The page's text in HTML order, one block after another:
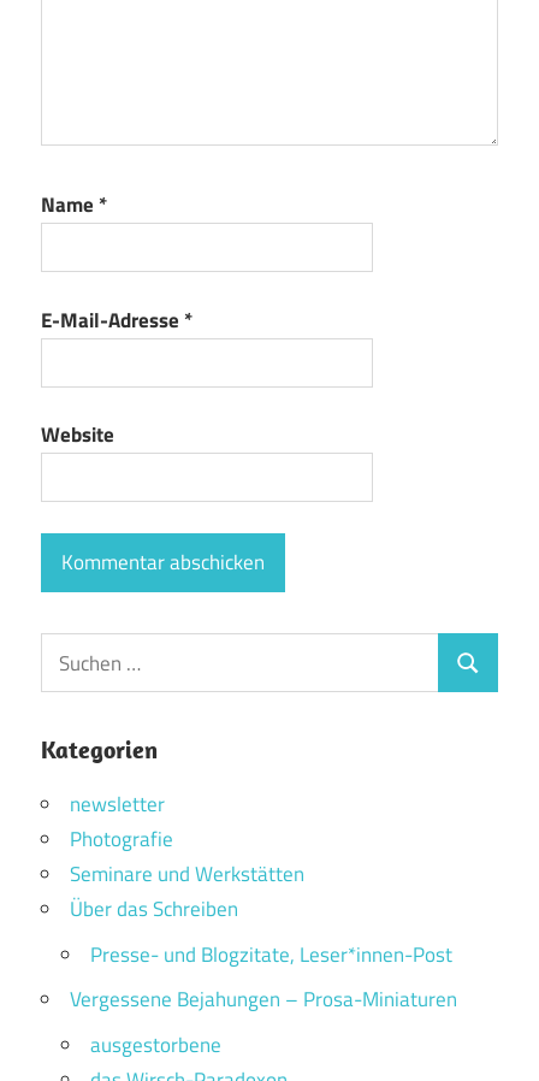
Name *
E-Mail-Adresse *
Website
Suchen
nach:
Suchen
Kategorien
newsletter
Photografie
Seminare und Werkstätten
Über das Schreiben
Presse- und Blogzitate, Leser*innen-Post
Vergessene Bejahungen – Prosa-Miniaturen
ausgestorbene